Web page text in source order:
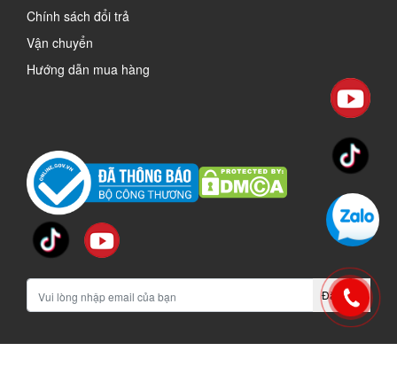
Chính sách đổi trả
Vận chuyển
Hướng dẫn mua hàng
Đăng ký